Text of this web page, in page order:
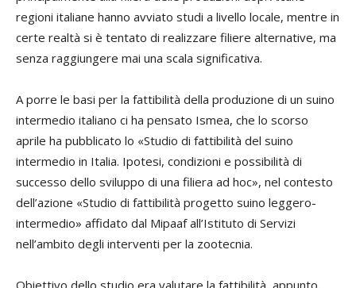
regioni italiane hanno avviato studi a livello locale, mentre in
certe realtà si è tentato di realizzare filiere alternative, ma
senza raggiungere mai una scala significativa.
A porre le basi per la fattibilità della produzione di un suino
intermedio italiano ci ha pensato Ismea, che lo scorso
aprile ha pubblicato lo «Studio di fattibilità del suino
intermedio in Italia. Ipotesi, condizioni e possibilità di
successo dello sviluppo di una filiera ad hoc», nel contesto
dell’azione «Studio di fattibilità progetto suino leggero-
intermedio» affidato dal Mipaaf all’Istituto di Servizi
nell’ambito degli interventi per la zootecnia.
Obiettivo dello studio era valutare la fattibilità, appunto,